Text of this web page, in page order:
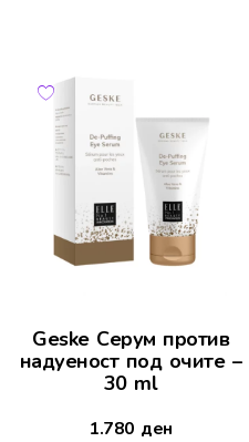
Geske Серум против
надуеност под очите –
30 ml
1.780 ден